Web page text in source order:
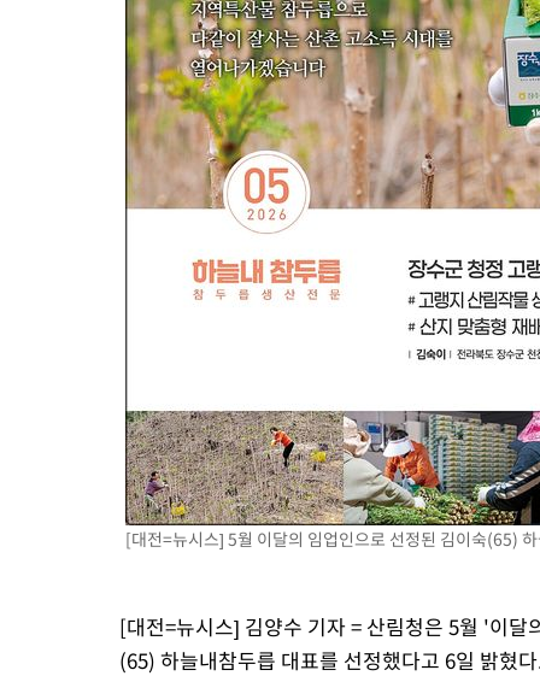
축구협회 "압수수색·성접대 논란 사과…쇄신의 기회로 삼겠다"
[속보]'압수수색·성접대 논란' 축구협회 "실망과 걱정 안겨드려
'최고 37도' 폭염 지속…강원동해안 최대 150㎜ 비
[속보]뉴욕증시 상승 마감…S&P 0.6% 나스닥 1.3%↑
[대전=뉴시스] 5월 이달의 임업인으로 선정된 김이숙(65)
[대전=뉴시스] 김양수 기자 = 산림청은 5월 '이
(65) 하늘내참두릅 대표를 선정했다고 6일 밝혔